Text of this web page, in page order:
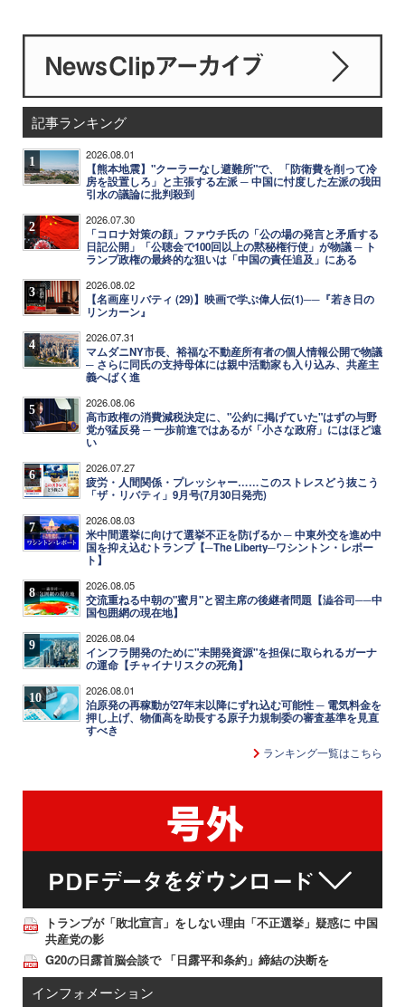
記事ランキング
1 2026.08.01
【熊本地震】"クーラーなし避難所"で、「防衛費を削って冷
房を設置しろ」と主張する左派 ─ 中国に忖度した左派の我田
引水の議論に批判殺到
2 2026.07.30
「コロナ対策の顔」ファウチ氏の「公の場の発言と矛盾する
日記公開」「公聴会で100回以上の黙秘権行使」が物議 ─ ト
ランプ政権の最終的な狙いは「中国の責任追及」にある
3 2026.08.02
【名画座リバティ (29)】映画で学ぶ偉人伝(1)──『若き日の
リンカーン』
4 2026.07.31
マムダニNY市長、裕福な不動産所有者の個人情報公開で物議
─ さらに同氏の支持母体には親中活動家も入り込み、共産主
義へばく進
5 2026.08.06
高市政権の消費減税決定に、"公約に掲げていた"はずの与野
党が猛反発 ─ 一歩前進ではあるが「小さな政府」にはほど遠
い
6 2026.07.27
疲労・人間関係・プレッシャー……このストレスどう抜こう
「ザ・リバティ」9月号(7月30日発売)
7 2026.08.03
米中間選挙に向けて選挙不正を防げるか ─ 中東外交を進め中
国を抑え込むトランプ【─The Liberty─ワシントン・レポー
ト】
8 2026.08.05
交流重ねる中朝の"蜜月"と習主席の後継者問題【澁谷司──中
国包囲網の現在地】
9 2026.08.04
インフラ開発のために"未開発資源"を担保に取られるガーナ
の運命【チャイナリスクの死角】
10 2026.08.01
泊原発の再稼動が27年末以降にずれ込む可能性 ─ 電気料金を
押し上げ、物価高を助長する原子力規制委の審査基準を見直
すべき
ランキング一覧はこちら
トランプが「敗北宣言」をしない理由「不正選挙」疑惑に 中国
共産党の影
G20の日露首脳会談で 「日露平和条約」締結の決断を
インフォメーション